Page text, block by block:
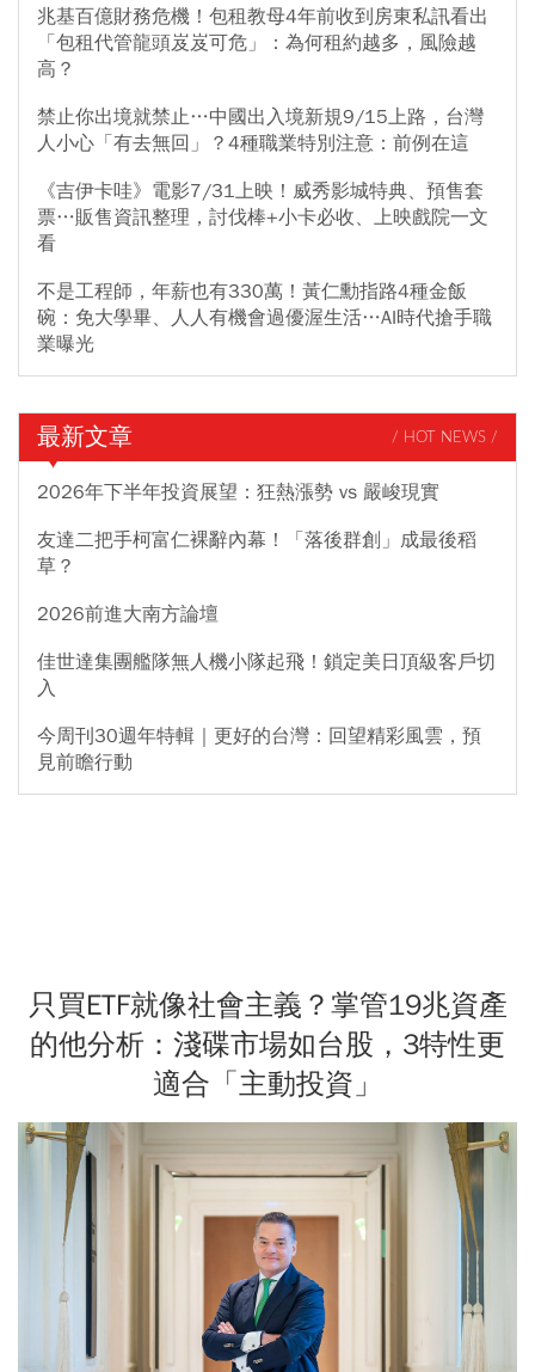
兆基百億財務危機！包租教母4年前收到房東私訊看出
「包租代管龍頭岌岌可危」：為何租約越多，風險越
高？
禁止你出境就禁止…中國出入境新規9/15上路，台灣
人小心「有去無回」？4種職業特別注意：前例在這
《吉伊卡哇》電影7/31上映！威秀影城特典、預售套
票…販售資訊整理，討伐棒+小卡必收、上映戲院一文
看
不是工程師，年薪也有330萬！黃仁勳指路4種金飯
碗：免大學畢、人人有機會過優渥生活…AI時代搶手職
業曝光
最新文章 / HOT NEWS /
2026年下半年投資展望：狂熱漲勢 vs 嚴峻現實
友達二把手柯富仁裸辭內幕！「落後群創」成最後稻
草？
2026前進大南方論壇
佳世達集團艦隊無人機小隊起飛！鎖定美日頂級客戶切
入
今周刊30週年特輯｜更好的台灣：回望精彩風雲，預
見前瞻行動
只買ETF就像社會主義？掌管19兆資產
的他分析：淺碟市場如台股，3特性更
適合「主動投資」